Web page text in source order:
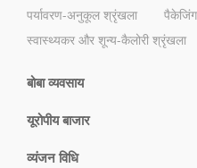
पर्यावरण-अनुकूल श्रृंखला
स्वास्थ्यकर और शून्य-कैलोरी श्रृंखला
बोबा व्यवसाय
यूरोपीय बाजार
व्यंजन विधि